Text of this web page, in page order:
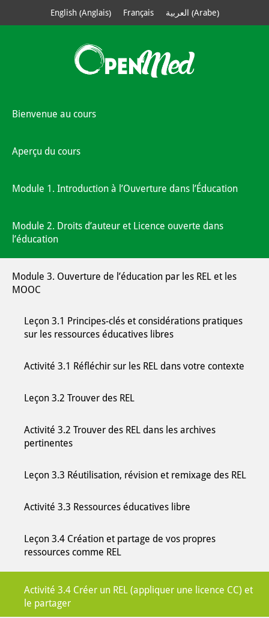
English(Anglais) Français العربية (Arabe)
Bienvenue au cours
Aperçu du cours
Module 1. Introduction à l’Ouverture dans l’Éducation
Module 2. Droits d’auteur et Licence ouverte dans
l’éducation
Module 3. Ouverture de l’éducation par les REL et les
MOOC
Leçon 3.1 Principes-clés et considérations pratiques
sur les ressources éducatives libres
Activité 3.1 Réfléchir sur les REL dans votre contexte
Leçon 3.2 Trouver des REL
Activité 3.2 Trouver des REL dans les archives
pertinentes
Leçon 3.3 Réutilisation, révision et remixage des REL
Activité 3.3 Ressources éducatives libre
Leçon 3.4 Création et partage de vos propres
ressources comme REL
Activité 3.4 Créer un REL (appliquer une licence CC) et
le partager